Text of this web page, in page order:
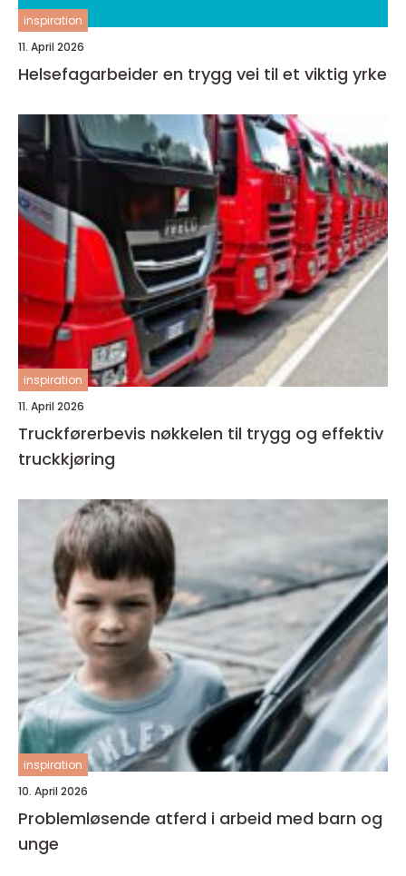
inspiration
11. April 2026
Helsefagarbeider en trygg vei til et viktig yrke
inspiration
11. April 2026
Truckførerbevis nøkkelen til trygg og effektiv
truckkjøring
inspiration
10. April 2026
Problemløsende atferd i arbeid med barn og
unge